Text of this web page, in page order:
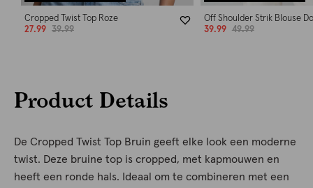
Cropped Twist Top Roze
27.99
39.99
Off Shoulder Strik Blouse
39.99
49.99
Product Details
De Cropped Twist Top Bruin geeft elke look een moderne
twist. Deze bruine top is cropped, met kapmouwen en
heeft een ronde hals. Ideaal om te combineren met een